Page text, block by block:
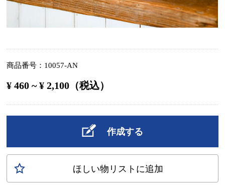
商品番号 10057-AN
¥ 460 ~ ¥ 2,100（税込）
作成する
ほしい物 リスト に追加